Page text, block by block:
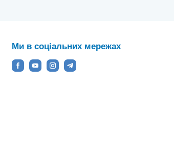
Ми в соціальних мережах